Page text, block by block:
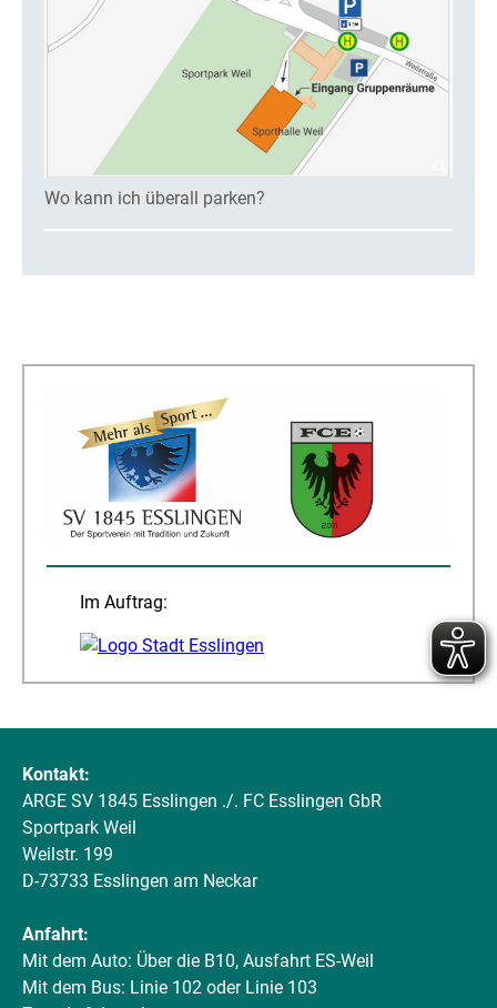
Wo kann ich überall parken?
Im Auftrag:
Kontakt:
ARGE SV 1845 Esslingen ./. FC Esslingen GbR
Sportpark Weil
Weilstr. 199
D-73733 Esslingen am Neckar
Anfahrt:
Mit dem Auto: Über die B10, Ausfahrt ES-Weil
Mit dem Bus: Linie 102 oder Linie 103